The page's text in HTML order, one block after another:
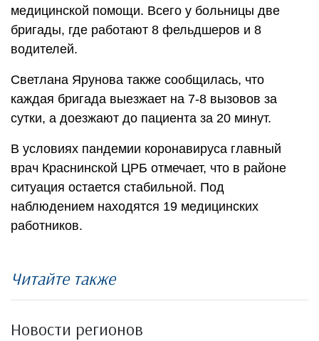
медицинской помощи. Всего у больницы две
бригады, где работают 8 фельдшеров и 8
водителей.
Светлана Ярунова также сообщилась, что
каждая бригада выезжает на 7-8 вызовов за
сутки, а доезжают до пациента за 20 минут.
В условиях пандемии коронавируса главный
врач Краснинской ЦРБ отмечает, что в районе
ситуация остается стабильной. Под
наблюдением находятся 19 медицинских
работников.
Читайте также
Новости регионов